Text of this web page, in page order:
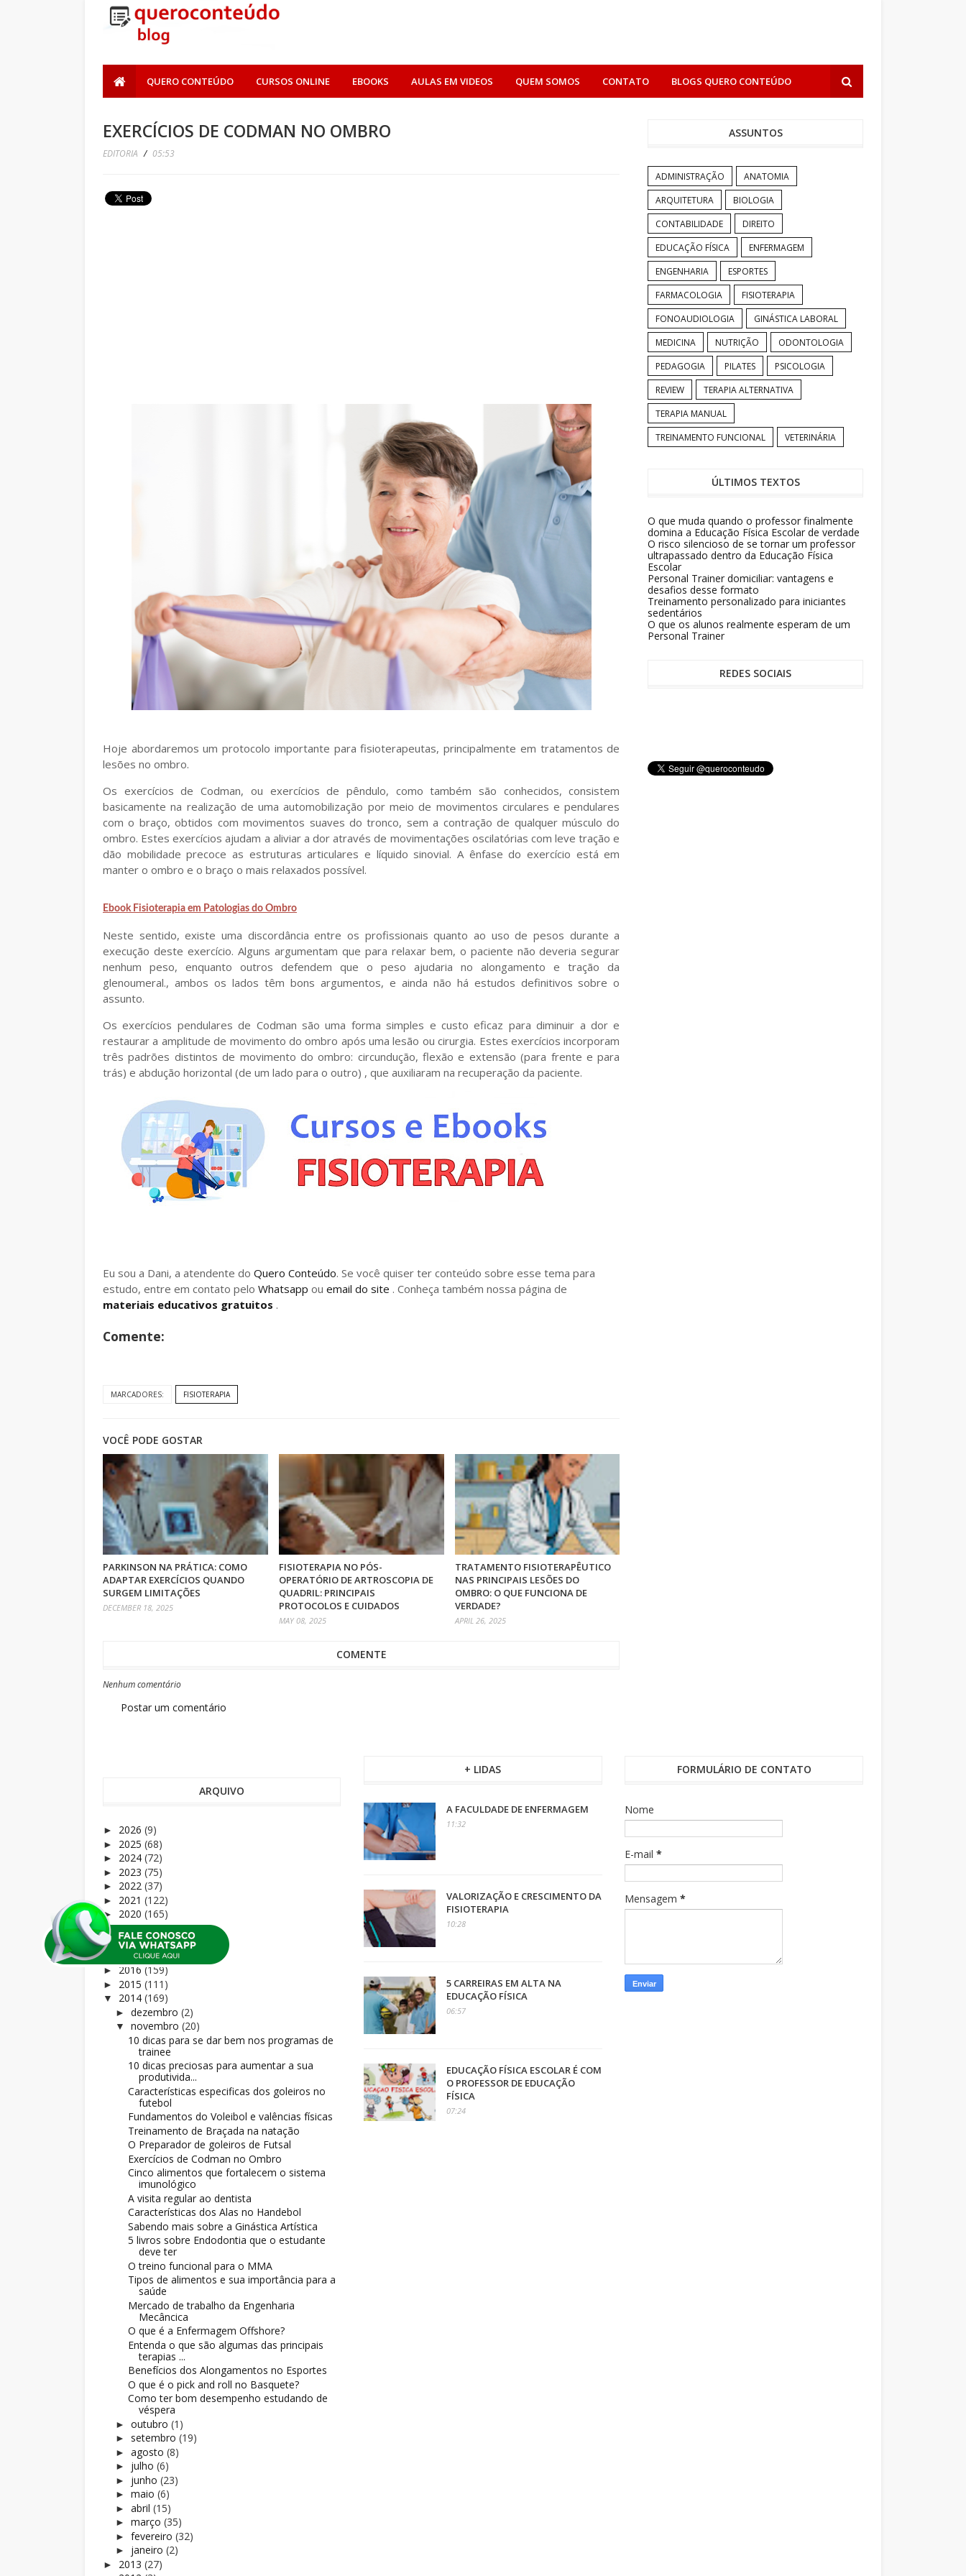
QUERO CONTEÚDO CURSOS ONLINE EBOOKS AULAS EM VIDEOS QUEM SOMOS CONTATO BLOGS QUERO CONTEÚDO
EXERCÍCIOS DE CODMAN NO OMBRO
EDITORIA / 05:53
Hoje abordaremos um protocolo importante para fisioterapeutas, principalmente em tratamentos de
lesões no ombro.
Os exercícios de Codman, ou exercícios de pêndulo, como também são conhecidos, consistem
basicamente na realização de uma automobilização por meio de movimentos circulares e pendulares
com o braço, obtidos com movimentos suaves do tronco, sem a contração de qualquer músculo do
ombro. Estes exercícios ajudam a aliviar a dor através de movimentações oscilatórias com leve tração e
dão mobilidade precoce as estruturas articulares e líquido sinovial. A ênfase do exercício está em
manter o ombro e o braço o mais relaxados possível.
Ebook Fisioterapia em Patologias do Ombro
Neste sentido, existe uma discordância entre os profissionais quanto ao uso de pesos durante a
execução deste exercício. Alguns argumentam que para relaxar bem, o paciente não deveria segurar
nenhum peso, enquanto outros defendem que o peso ajudaria no alongamento e tração da
glenoumeral., ambos os lados têm bons argumentos, e ainda não há estudos definitivos sobre o
assunto.
Os exercícios pendulares de Codman são uma forma simples e custo eficaz para diminuir a dor e
restaurar a amplitude de movimento do ombro após uma lesão ou cirurgia. Estes exercícios incorporam
três padrões distintos de movimento do ombro: circundução, flexão e extensão (para frente e para
trás) e abdução horizontal (de um lado para o outro) , que auxiliaram na recuperação da paciente.
Eu sou a Dani, a atendente do Quero Conteúdo. Se você quiser ter conteúdo sobre esse tema para
estudo, entre em contato pelo Whatsapp ou email do site . Conheça também nossa página de
materiais educativos gratuitos .
Comente:
MARCADORES: FISIOTERAPIA
VOCÊ PODE GOSTAR
PARKINSON NA PRÁTICA: COMO
ADAPTAR EXERCÍCIOS QUANDO
SURGEM LIMITAÇÕES
DECEMBER 18, 2025
FISIOTERAPIA NO PÓS-
OPERATÓRIO DE ARTROSCOPIA DE
QUADRIL: PRINCIPAIS
PROTOCOLOS E CUIDADOS
MAY 08, 2025
TRATAMENTO FISIOTERAPÊUTICO
NAS PRINCIPAIS LESÕES DO
OMBRO: O QUE FUNCIONA DE
VERDADE?
APRIL 26, 2025
COMENTE
Nenhum comentário
Postar um comentário
ASSUNTOS
ADMINISTRAÇÃO
ANATOMIA
ARQUITETURA
BIOLOGIA
CONTABILIDADE
DIREITO
EDUCAÇÃO FÍSICA
ENFERMAGEM
ENGENHARIA
ESPORTES
FARMACOLOGIA
FISIOTERAPIA
FONOAUDIOLOGIA
GINÁSTICA LABORAL
MEDICINA
NUTRIÇÃO
ODONTOLOGIA
PEDAGOGIA
PILATES
PSICOLOGIA
REVIEW
TERAPIA ALTERNATIVA
TERAPIA MANUAL
TREINAMENTO FUNCIONAL
VETERINÁRIA
ÚLTIMOS TEXTOS
O que muda quando o professor finalmente
domina a Educação Física Escolar de verdade
O risco silencioso de se tornar um professor
ultrapassado dentro da Educação Física
Escolar
Personal Trainer domiciliar: vantagens e
desafios desse formato
Treinamento personalizado para iniciantes
sedentários
O que os alunos realmente esperam de um
Personal Trainer
REDES SOCIAIS
ARQUIVO
► 2026 (9)
► 2025 (68)
► 2024 (72)
► 2023 (75)
► 2022 (37)
► 2021 (122)
► 2020 (165)
►2019(81)
►2018(169)
► 2017(156)
► 2016 (159)
► 2015 (111)
▼ 2014 (169)
► dezembro (2)
▼ novembro (20)
10 dicas para se dar bem nos programas de
trainee
10 dicas preciosas para aumentar a sua
produtivida...
Características especificas dos goleiros no
futebol
Fundamentos do Voleibol e valências físicas
Treinamento de Braçada na natação
O Preparador de goleiros de Futsal
Exercícios de Codman no Ombro
Cinco alimentos que fortalecem o sistema
imunológico
A visita regular ao dentista
Características dos Alas no Handebol
Sabendo mais sobre a Ginástica Artística
5 livros sobre Endodontia que o estudante
deve ter
O treino funcional para o MMA
Tipos de alimentos e sua importância para a
saúde
Mercado de trabalho da Engenharia
Mecâncica
O que é a Enfermagem Offshore?
Entenda o que são algumas das principais
terapias ...
Benefícios dos Alongamentos no Esportes
O que é o pick and roll no Basquete?
Como ter bom desempenho estudando de
véspera
► outubro (1)
► setembro (19)
► agosto (8)
► julho (6)
► junho (23)
► maio (6)
► abril (15)
► março (35)
► fevereiro (32)
► janeiro (2)
► 2013 (27)
+ LIDAS
A FACULDADE DE ENFERMAGEM
11:32
VALORIZAÇÃO E CRESCIMENTO DA
FISIOTERAPIA
10:28
5 CARREIRAS EM ALTA NA
EDUCAÇÃO FÍSICA
06:57
EDUCAÇÃO FÍSICA ESCOLAR É COM
O PROFESSOR DE EDUCAÇÃO
FÍSICA
07:24
FORMULÁRIO DE CONTATO
Nome
E-mail*
Mensagem*